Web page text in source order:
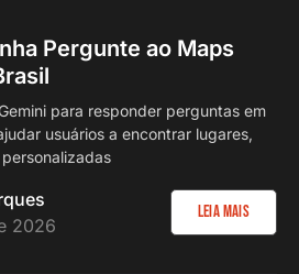
Pergunte ao Maps
para responder perguntas em
usuários a encontrar lugares,
2026
Leia Mais